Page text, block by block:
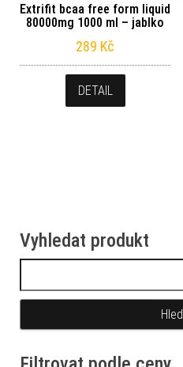
Extrifit bcaa free form liquid
80000mg 1000 ml – jablko
289 Kč
DETAIL
Vyhledat produkt